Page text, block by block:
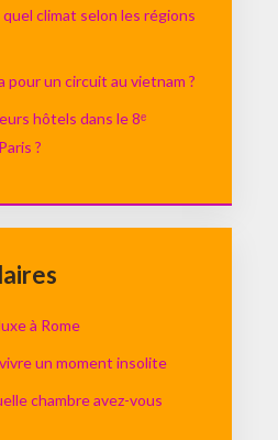
climat selon les régions
pour un circuit au vietnam ?
hôtels dans le 8ᵉ
?
à Rome
un moment insolite
chambre avez-vous